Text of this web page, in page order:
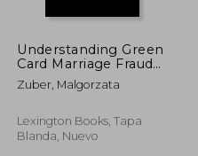
Understanding Green
Card Marriage Fraud
(en Inglés)
Zuber, Malgorzata
Lexington Books, Tapa
Blanda, Nuevo